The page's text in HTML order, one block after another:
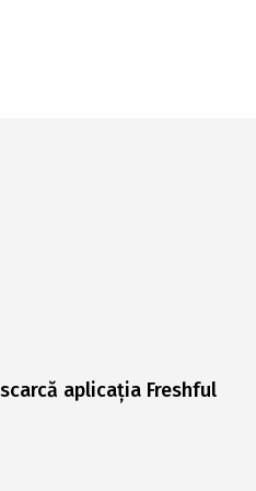
aplicația Freshful